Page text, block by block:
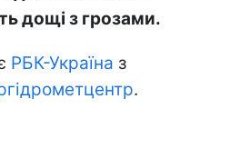
дощі з грозами.
РБК-Україна з
.